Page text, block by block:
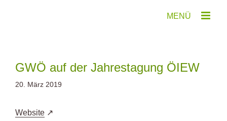
GWÖ auf der Jahrestagung ÖIEW
20. März 2019
Website